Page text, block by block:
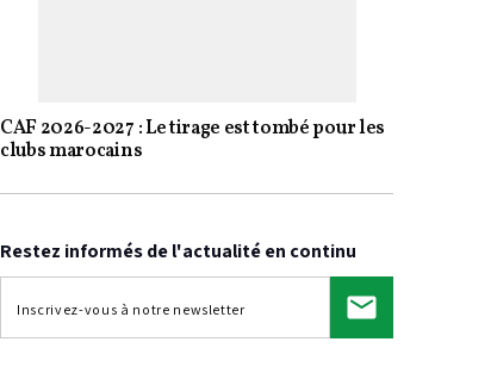
CAF 2026-2027 : Le tirage est tombé pour les
clubs marocains
Restez informés de l'actualité en continu